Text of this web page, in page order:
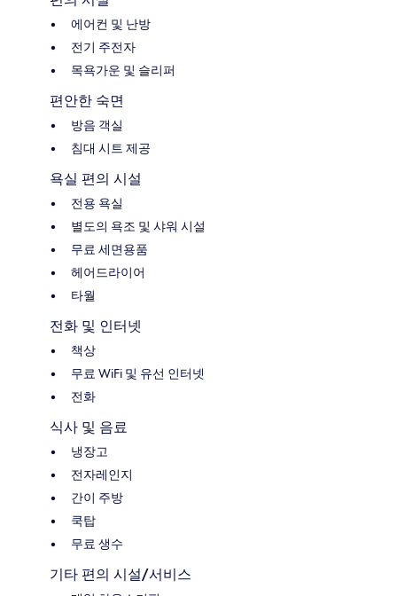
에어컨 및 난방
전기 주전자
목욕가운 및 슬리퍼
편안한 숙면
방음 객실
침대 시트 제공
욕실 편의 시설
전용 욕실
별도의 욕조 및 샤워 시설
무료 세면용품
헤어드라이어
타월
전화 및 인터넷
책상
무료 WiFi 및 유선 인터넷
전화
식사 및 음료
냉장고
전자레인지
간이 주방
쿡탑
무료 생수
기타 편의 시설/서비스